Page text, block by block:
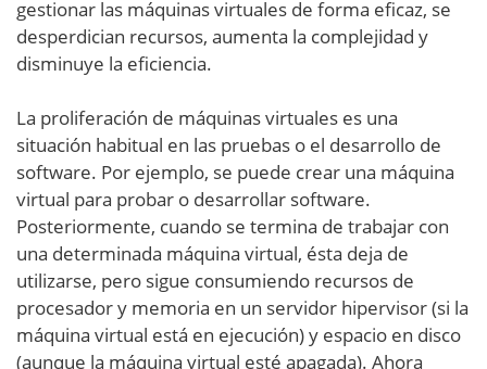
gestionar las máquinas virtuales de forma eficaz, se
desperdician recursos, aumenta la complejidad y
disminuye la eficiencia.
La proliferación de máquinas virtuales es una
situación habitual en las pruebas o el desarrollo de
software. Por ejemplo, se puede crear una máquina
virtual para probar o desarrollar software.
Posteriormente, cuando se termina de trabajar con
una determinada máquina virtual, ésta deja de
utilizarse, pero sigue consumiendo recursos de
procesador y memoria en un servidor hipervisor (si la
máquina virtual está en ejecución) y espacio en disco
(aunque la máquina virtual esté apagada). Ahora